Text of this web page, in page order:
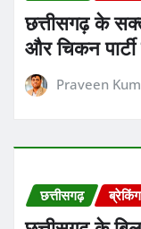
छत्तीसगढ़ के
और चिकन
Praveen
छत्तीसगढ़